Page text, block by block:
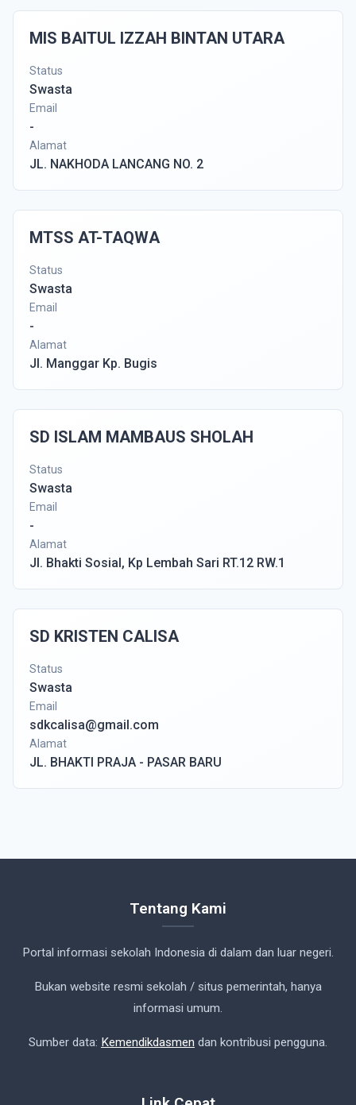
MIS BAITUL IZZAH BINTAN UTARA
Status
Swasta
Email
-
Alamat
JL. NAKHODA LANCANG NO. 2
MTSS AT-TAQWA
Status
Swasta
Email
-
Alamat
Jl. Manggar Kp. Bugis
SD ISLAM MAMBAUS SHOLAH
Status
Swasta
Email
-
Alamat
Jl. Bhakti Sosial, Kp Lembah Sari RT.12 RW.1
SD KRISTEN CALISA
Status
Swasta
Email
sdkcalisa@gmail.com
Alamat
JL. BHAKTI PRAJA - PASAR BARU
Tentang Kami
Portal informasi sekolah Indonesia di dalam dan luar negeri.
Bukan website resmi sekolah / situs pemerintah, hanya
informasi umum.
Sumber data: Kemendikdasmen dan kontribusi pengguna.